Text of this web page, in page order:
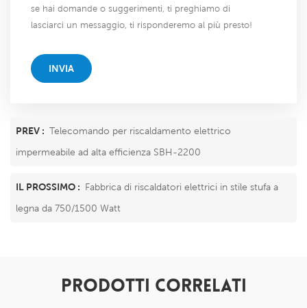
se hai domande o suggerimenti, ti preghiamo di
lasciarci un messaggio, ti risponderemo al più presto!
INVIA
PREV : Telecomando per riscaldamento elettrico
impermeabile ad alta efficienza SBH-2200
IL PROSSIMO : Fabbrica di riscaldatori elettrici in stile stufa a
legna da 750/1500 Watt
PRODOTTI CORRELATI